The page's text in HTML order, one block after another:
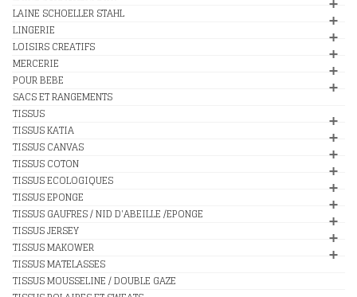
LAINE SCHOELLER STAHL
LINGERIE
LOISIRS CREATIFS
MERCERIE
POUR BEBE
SACS ET RANGEMENTS
TISSUS
TISSUS KATIA
TISSUS CANVAS
TISSUS COTON
TISSUS ECOLOGIQUES
TISSUS EPONGE
TISSUS GAUFRES / NID D'ABEILLE /EPONGE
TISSUS JERSEY
TISSUS MAKOWER
TISSUS MATELASSES
TISSUS MOUSSELINE / DOUBLE GAZE